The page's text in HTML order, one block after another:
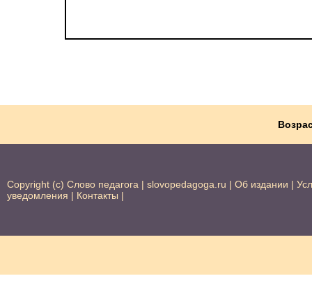
Copyright (c) Слово педагога | slovopedagoga.ru | Об издании |
уведомления | Контакты |